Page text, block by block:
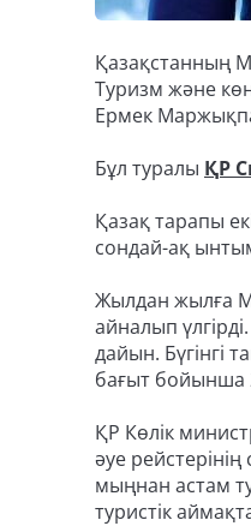
Қазақстанның
Туризм және
Ермек
Бұл туралы ҚР
Қазақ тарапы
сондай-ақ
Жылдан жылға
айналып
дайын. Бүгінгі
бағыт бойынша
ҚР Көлік
әуе
мыңнан астам
туристік